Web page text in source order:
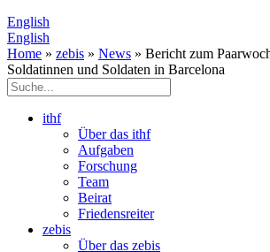
English
English
Home » zebis » News » Bericht zum
Soldatinnen und Soldaten in Barcelona
ithf
Über das ithf
Aufgaben
Forschung
Team
Beirat
Friedensreiter
zebis
Über das zebis